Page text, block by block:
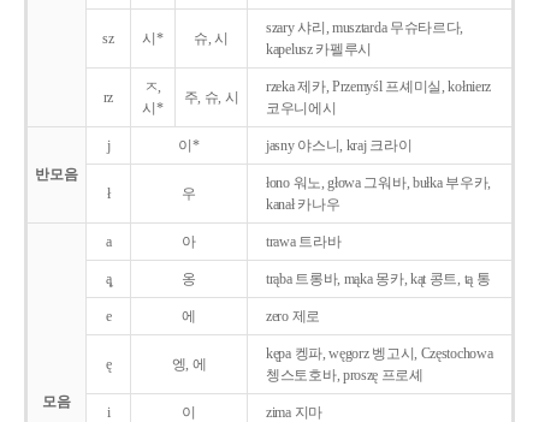
sz 시* 슈, 시
szary 샤리, musztarda 무슈타르다,
kapelusz 카펠루시
rz
ㅈ,
시*
주, 슈, 시
rzeka 제카, Przemyśl 프셰미실, kołnierz
코우니에시
반모음
j 이* jasny 야스니, kraj 크라이
ł 우
łono 워노, głowa 그워바, bułka 부우카,
kanał 카나우
모음
a 아 trawa 트라바
ą̨ 옹 trąba 트롱바, mąka 몽카, kąt 콩트, tą 통
e 에 zero 제로
ę 엥, 에
kępa 켕파, węgorz 벵고시, Częstochowa
쳉스토호바, proszę 프로셰
i 이 zima 지마